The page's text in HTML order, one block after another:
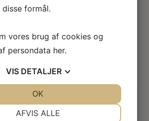
ikke blive publiceret. Krævede felter
formål.
vores brug af cookies og
persondata her.
VIS DETALJER
AFVIS ALLE
OK